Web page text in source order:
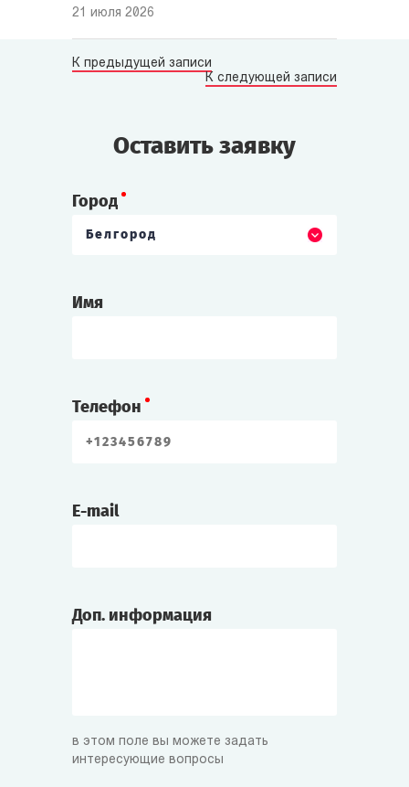
21 июля 2026
К предыдущей записи
К следующей записи
Оставить заявку
Город
Белгород
Имя
Телефон
E-mail
Доп. информация
в этом поле вы можете задать
интересующие вопросы